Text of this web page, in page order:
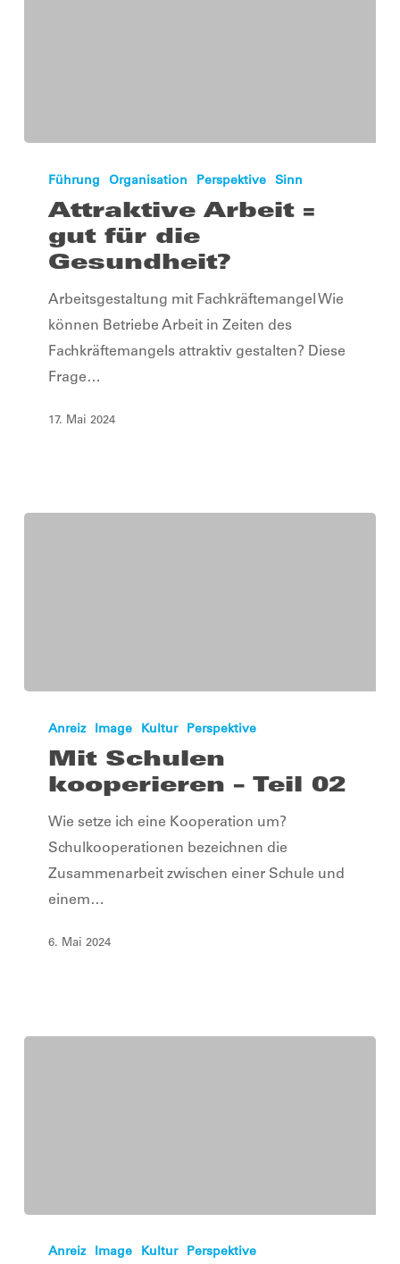
Arbeit
Gesundheit?
Führung Organisation Perspektive Sinn
Attraktive Arbeit =
gut für die
Gesundheit?
Arbeitsgestaltung mit Fachkräftemangel Wie
können Betriebe Arbeit in Zeiten des
Fachkräftemangels attraktiv gestalten? Diese
Frage…
17. Mai 2024
Schulen
kooperieren
Anreiz Image Kultur Perspektive
Mit Schulen
kooperieren – Teil 02
Wie setze ich eine Kooperation um?
Schulkooperationen bezeichnen die
Zusammenarbeit zwischen einer Schule und
einem…
6. Mai 2024
Schulen
Anreiz Image Kultur Perspektive